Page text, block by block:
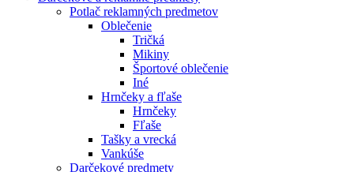
Potlač reklamných predmetov
Oblečenie
Tričká
Mikiny
Športové oblečenie
Iné
Hrnčeky a fľaše
Hrnčeky
Fľaše
Tašky a vrecká
Vankúše
Darčekové predmety